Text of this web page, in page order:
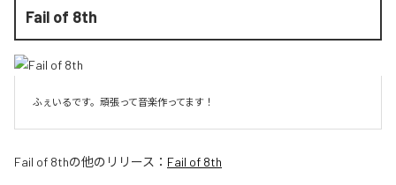
Fail of 8th
ふぇいるです。頑張って音楽作ってます！
Fail of 8thの他のリリース： Fail of 8th